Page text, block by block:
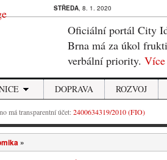
STŘEDA, 8. 1. 2020
Oficiální portál City
Brna má za úkol
verbální priority.
DOPRAVA ROZVOJ
má transparentní účet:2400634319/2010 (FIO)
»